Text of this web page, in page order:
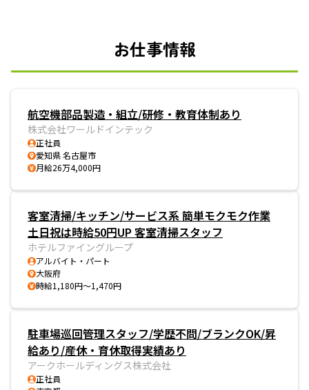
お仕事情報
航空機部品製造・組立/研修・教育体制あり
株式会社ワールドインテック
正社員
愛知県 名古屋市
月給26万4,000円
客室清掃/キッチン/サービス系 簡単モクモク作業
土日祝は時給50円UP 客室清掃スタッフ
ホテルファイングループ
アルバイト・パート
大阪府
時給1,180円～1,470円
駐車場巡回管理スタッフ/学歴不問/ブランクOK/昇
給あり/産休・育休取得実績あり
アークホールディングス株式会社
正社員